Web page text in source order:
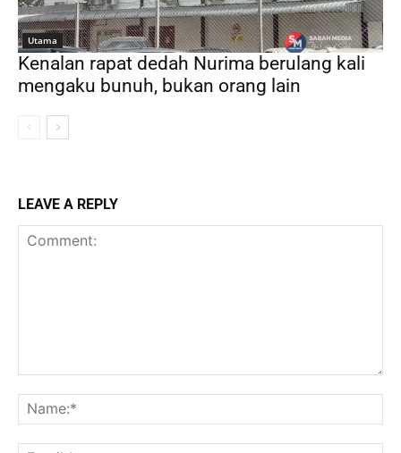
Utama
Kenalan rapat dedah Nurima berulang kali
mengaku bunuh, bukan orang lain
LEAVE A REPLY